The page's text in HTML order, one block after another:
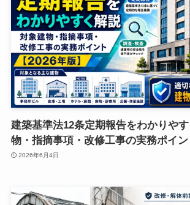
建築基準法12条定期報告をわかりや
物・指摘事項・改修工事の実務ポイン
2026年6月4日